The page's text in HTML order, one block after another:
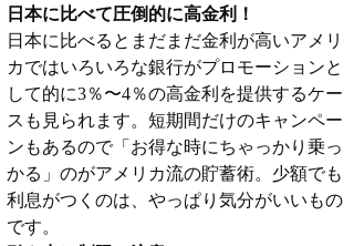
日本に比べて圧倒的に高金利！
日本に比べるとまだまだ金利が高いアメリ
カではいろいろな銀行がプロモーションと
して的に3％〜4％の高金利を提供するケー
スも見られます。短期間だけのキャンペー
ンもあるので「お得な時にちゃっかり乗っ
かる」のがアメリカ流の貯蓄術。少額でも
利息がつくのは、やっぱり気分がいいもの
です。